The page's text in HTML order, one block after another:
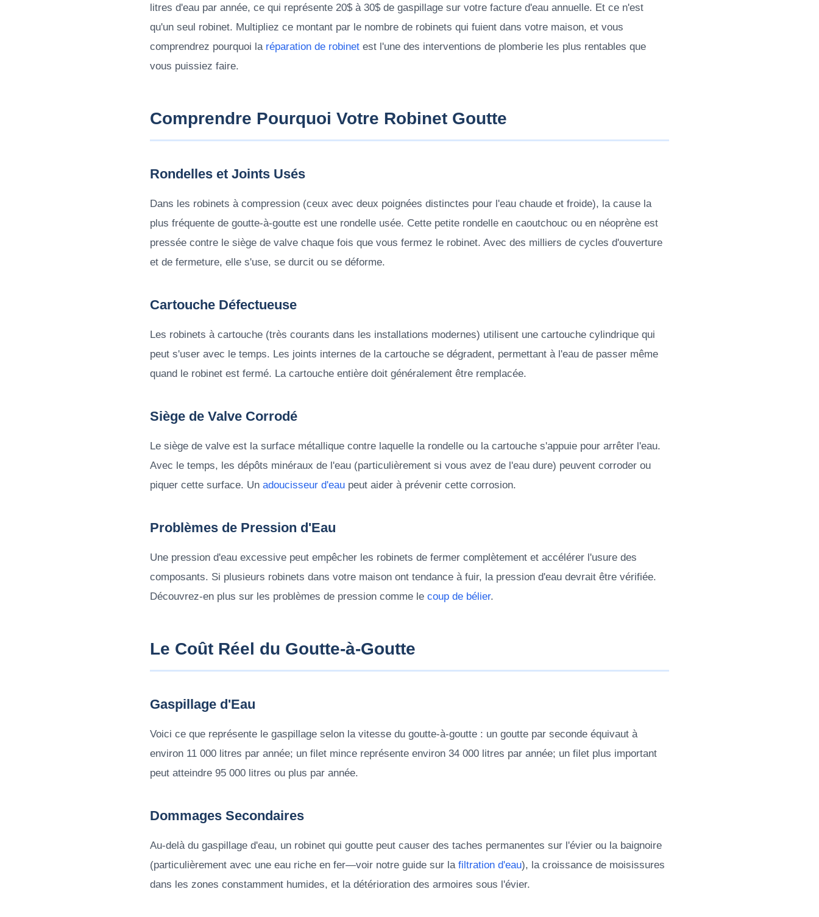
litres d'eau par année, ce qui représente 20$ à 30$ de gaspillage sur votre facture d'eau annuelle. Et ce n'est
qu'un seul robinet. Multipliez ce montant par le nombre de robinets qui fuient dans votre maison, et vous
comprendrez pourquoi la réparation de robinet est l'une des interventions de plomberie les plus rentables que
vous puissiez faire.
Comprendre Pourquoi Votre Robinet Goutte
Rondelles et Joints Usés
Dans les robinets à compression (ceux avec deux poignées distinctes pour l'eau chaude et froide), la cause la
plus fréquente de goutte-à-goutte est une rondelle usée. Cette petite rondelle en caoutchouc ou en néoprène est
pressée contre le siège de valve chaque fois que vous fermez le robinet. Avec des milliers de cycles d'ouverture
et de fermeture, elle s'use, se durcit ou se déforme.
Cartouche Défectueuse
Les robinets à cartouche (très courants dans les installations modernes) utilisent une cartouche cylindrique qui
peut s'user avec le temps. Les joints internes de la cartouche se dégradent, permettant à l'eau de passer même
quand le robinet est fermé. La cartouche entière doit généralement être remplacée.
Siège de Valve Corrodé
Le siège de valve est la surface métallique contre laquelle la rondelle ou la cartouche s'appuie pour arrêter l'eau.
Avec le temps, les dépôts minéraux de l'eau (particulièrement si vous avez de l'eau dure) peuvent corroder ou
piquer cette surface. Un adoucisseur d'eau peut aider à prévenir cette corrosion.
Problèmes de Pression d'Eau
Une pression d'eau excessive peut empêcher les robinets de fermer complètement et accélérer l'usure des
composants. Si plusieurs robinets dans votre maison ont tendance à fuir, la pression d'eau devrait être vérifiée.
Découvrez-en plus sur les problèmes de pression comme le coup de bélier.
Le Coût Réel du Goutte-à-Goutte
Gaspillage d'Eau
Voici ce que représente le gaspillage selon la vitesse du goutte-à-goutte : un goutte par seconde équivaut à
environ 11 000 litres par année; un filet mince représente environ 34 000 litres par année; un filet plus important
peut atteindre 95 000 litres ou plus par année.
Dommages Secondaires
Au-delà du gaspillage d'eau, un robinet qui goutte peut causer des taches permanentes sur l'évier ou la baignoire
(particulièrement avec une eau riche en fer—voir notre guide sur la filtration d'eau), la croissance de moisissures
dans les zones constamment humides, et la détérioration des armoires sous l'évier.